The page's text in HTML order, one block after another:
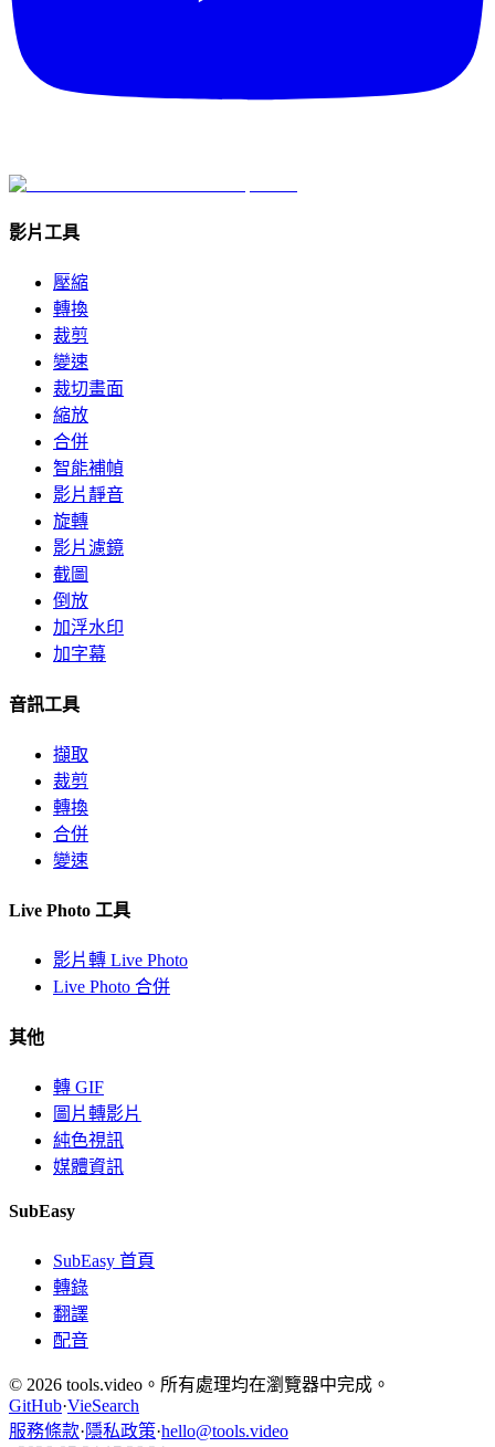
影片工具
壓縮
轉換
裁剪
變速
裁切畫面
縮放
合併
智能補幀
影片靜音
旋轉
影片濾鏡
截圖
倒放
加浮水印
加字幕
音訊工具
擷取
裁剪
轉換
合併
變速
Live Photo 工具
影片轉 Live Photo
Live Photo 合併
其他
轉 GIF
圖片轉影片
純色視訊
媒體資訊
SubEasy
SubEasy 首頁
轉錄
翻譯
配音
© 2026 tools.video。所有處理均在瀏覽器中完成。
GitHub·VieSearch
服務條款·隱私政策·hello@tools.video